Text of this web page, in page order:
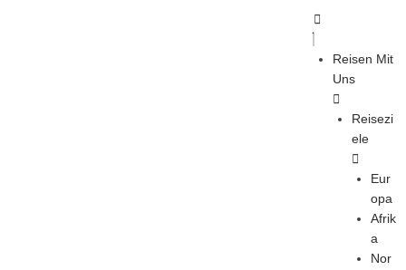
Reisen Mit
Uns
Reisezi
ele
Eur
opa
Afrik
a
Nor